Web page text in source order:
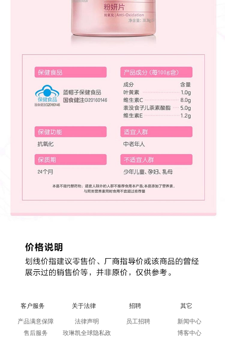
客户服务
产品满意保障
售后服务
关于法律
法律声明
玫琳凯全球隐私政
招聘
员工招聘
其它
新闻中心
博客中心